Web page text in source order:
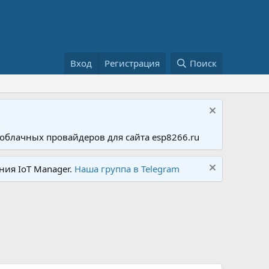
Вход Регистрация Поиск
провайдеров для сайта esp8266.ru
IoT Manager. Наша группа в Telegram